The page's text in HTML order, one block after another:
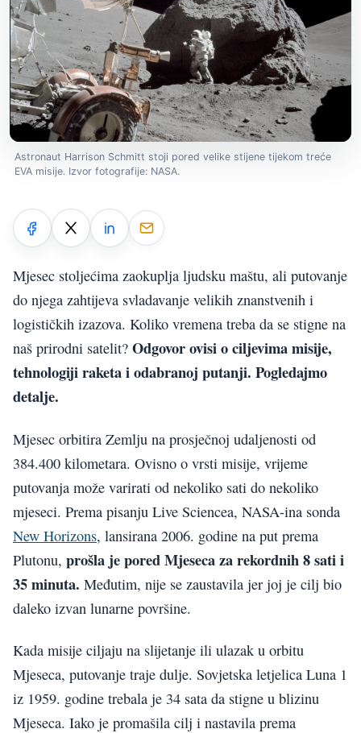
Astronaut Harrison Schmitt stoji pored velike stijene tijekom treće
EVA misije. Izvor fotografije: NASA.
Mjesec stoljećima zaokuplja ljudsku maštu, ali putovanje
do njega zahtijeva svladavanje velikih znanstvenih i
logističkih izazova. Koliko vremena treba da se stigne na
naš prirodni satelit? Odgovor ovisi o ciljevima misije,
tehnologiji raketa i odabranoj putanji. Pogledajmo
detalje.
Mjesec orbitira Zemlju na prosječnoj udaljenosti od
384.400 kilometara. Ovisno o vrsti misije, vrijeme
putovanja može varirati od nekoliko sati do nekoliko
mjeseci. Prema pisanju Live Sciencea, NASA-ina sonda
New Horizons, lansirana 2006. godine na put prema
Plutonu, prošla je pored Mjeseca za rekordnih 8 sati i
35 minuta. Međutim, nije se zaustavila jer joj je cilj bio
daleko izvan lunarne površine.
Kada misije ciljaju na slijetanje ili ulazak u orbitu
Mjeseca, putovanje traje dulje. Sovjetska letjelica Luna 1
iz 1959. godine trebala je 34 sata da stigne u blizinu
Mjeseca. Iako je promašila cilj i nastavila prema